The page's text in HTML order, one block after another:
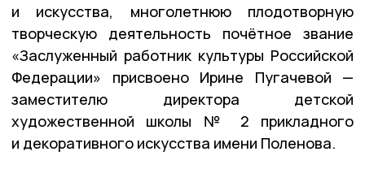
и искусства, многолетнюю плодотворную
творческую деятельность почётное звание
«Заслуженный работник культуры Российской
Федерации» присвоено Ирине Пугачевой —
заместителю директора детской
художественной школы № 2 прикладного
и декоративного искусства имени Поленова.